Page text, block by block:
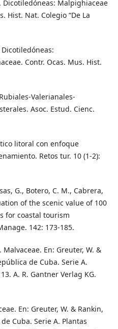
Dicotiledóneas: Malpighiaceae
Hist. Nat. Colegio “De La
Contr. Ocas. Mus. Hist.
Valerianales-
Asoc. Estud. Cienc.
litoral con enfoque
Retos tur. 10 (1-2):
G., Botero, C. M., Cabrera,
of the scenic value of 100
for coastal tourism
142: 173-185.
Malvaceae. En: Greuter, W. &
de Cuba. Serie A.
A. R. Gantner Verlag KG.
En: Greuter, W. & Rankin,
Cuba. Serie A. Plantas